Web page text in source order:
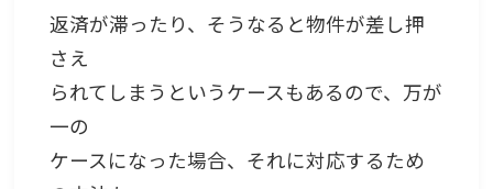
返済が滞ったり、そうなると物件が差し押
さえ
られてしまうというケースもあるので、万が
一の
ケースになった場合、それに対応するため